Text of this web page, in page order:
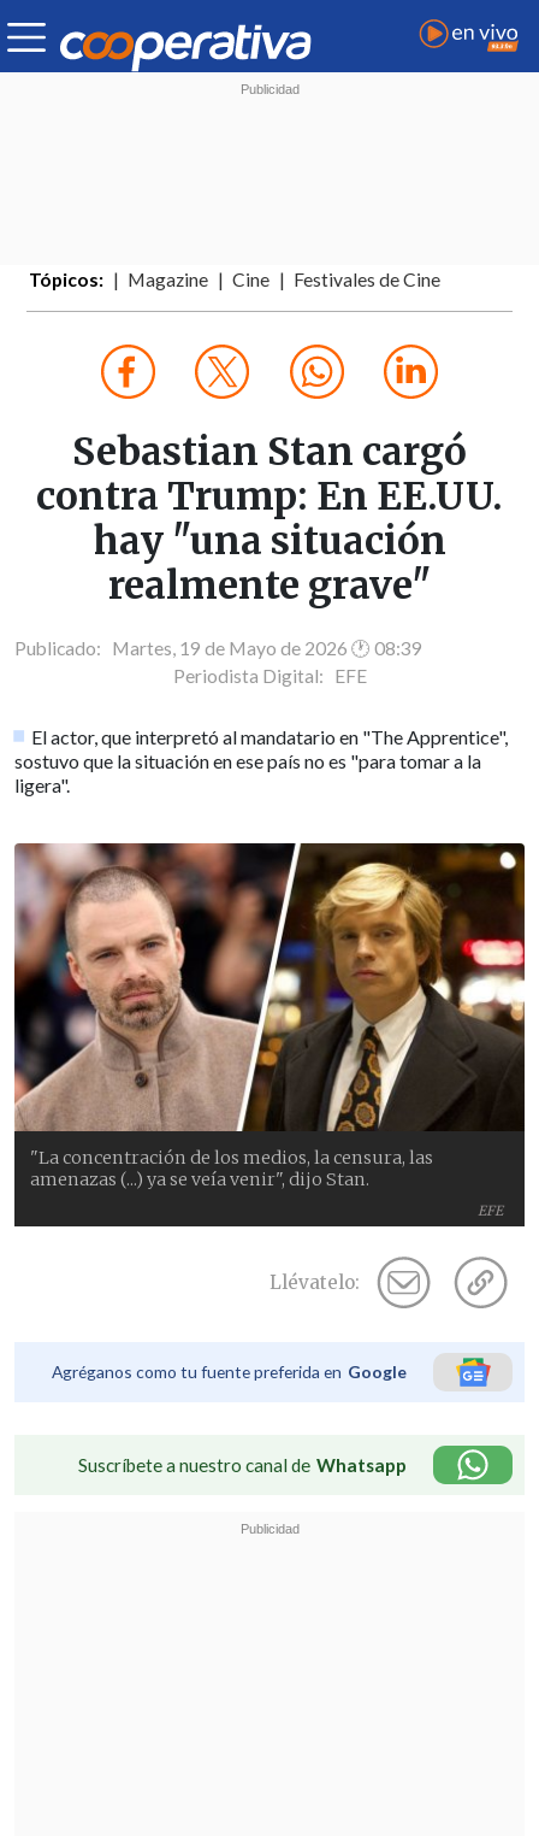
Tópicos: Magazine Cine Festivales de Cine
Sebastian Stan cargó
contra Trump: En EE.UU.
hay "una situación
realmente grave"
Publicado: Martes, 19 de Mayo de 2026 🕐 08:39
Periodista Digital: EFE
El actor, que interpretó al mandatario en "The Apprentice",
sostuvo que la situación en ese país no es "para tomar a la
ligera".
EFE
"La concentración de los medios, la censura, las
amenazas (...) ya se veía venir", dijo Stan.
Llévatelo:
Agréganos como tu fuente preferida en Google
Suscríbete a nuestro canal de Whatsapp